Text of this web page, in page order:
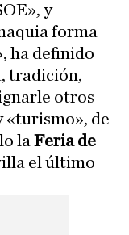
y
forma
ha definido
tradición,
otros
«turismo», de
la Feria de
el último